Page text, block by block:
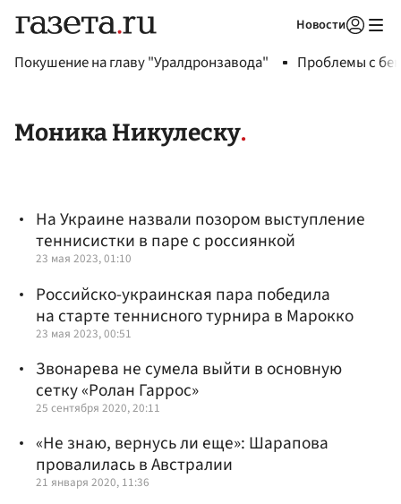
Новости
Покушение на главу "Уралдронзавода" Проблемы с
Моника Никулеску
На Украине назвали позором выступление
теннисистки в паре с россиянкой
23 мая 2023, 01:10
Российско-украинская пара победила
на старте теннисного турнира в Марокко
23 мая 2023, 00:51
Звонарева не сумела выйти в основную
сетку «Ролан Гаррос»
25 сентября 2020, 20:11
«Не знаю, вернусь ли еще»: Шарапова
провалилась в Австралии
21 января 2020, 11:36